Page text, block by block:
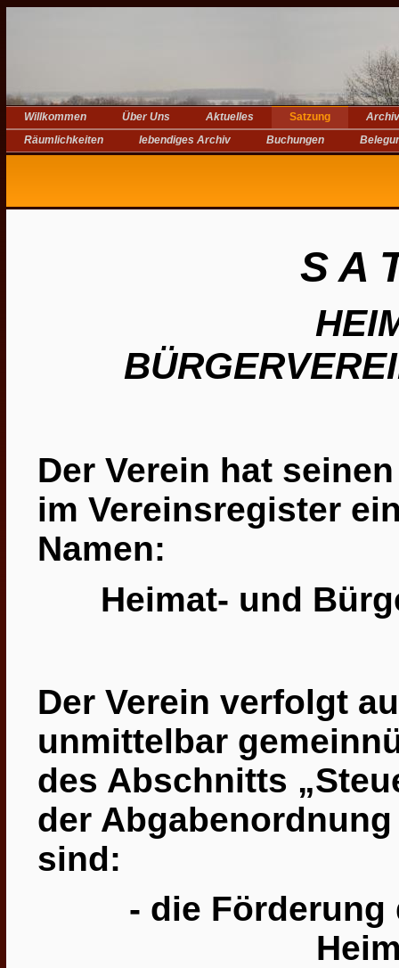
Willkommen Über Uns Aktuelles Satzung
Archiv
Räumlichkeiten
lebendiges Archiv Buchungen
S A
Der Verein hat
im Vereinsregister
Namen:
Heimat- und
Der Verein verfolgt
unmittelbar
des Abschnitts
der
sind:
- die Förderung